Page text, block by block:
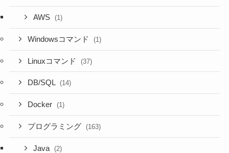
AWS (1)
Windowsコマンド (1)
Linuxコマンド (37)
DB/SQL (14)
Docker (1)
プログラミング (163)
Java (2)